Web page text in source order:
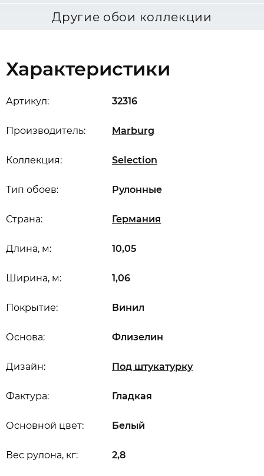
Другие обои коллекции
Характеристики
Артикул: 32316
Производитель: Marburg
Коллекция: Selection
Длина, м: 10,05
Ширина, м: 1,06
Вес рулона, кг: 2,8
Основной цвет: Белый
Дизайн: Под штукатурку
Основа: Флизелин
Покрытие: Винил
Страна: Германия
Тип обоев: Рулонные
Фактура: Гладкая